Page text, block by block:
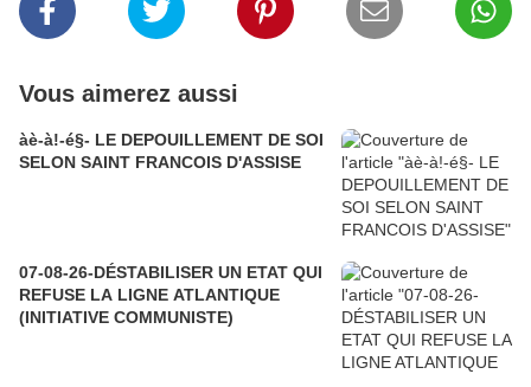
Vous aimerez aussi
àè-à!-é§- LE DEPOUILLEMENT DE SOI
SELON SAINT FRANCOIS D'ASSISE
07-08-26-DÉSTABILISER UN ETAT QUI
REFUSE LA LIGNE ATLANTIQUE
(INITIATIVE COMMUNISTE)